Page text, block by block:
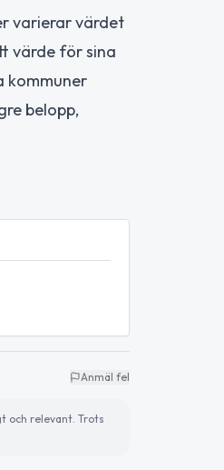
varierar värdet
värde för sina
kommuner
belopp,
Anmäl fel
och relevant. Trots